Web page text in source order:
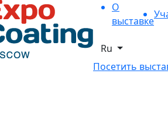
О
выставке
Ru
Посетить